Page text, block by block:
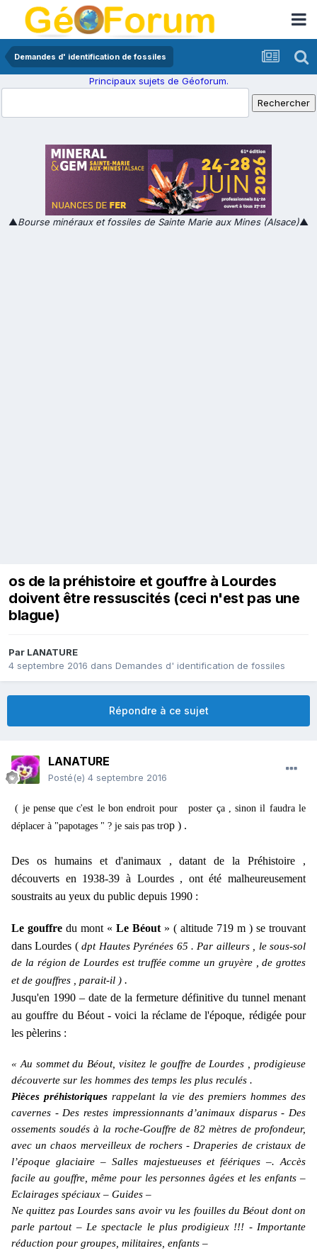
Demandes d' identification de fossiles
Principaux sujets de Géoforum.
▲Bourse minéraux et fossiles de Sainte Marie aux Mines (Alsace)▲
os de la préhistoire et gouffre à Lourdes
doivent être ressuscités (ceci n'est pas une
blague)
Par LANATURE
4 septembre 2016 dans Demandes d' identification de fossiles
Répondre à ce sujet
LANATURE
Posté(e) 4 septembre 2016
( je pense que c'est le bon endroit pour poster ça , sinon il faudra le
déplacer à "papotages " ? je sais pas trop ) .
Des os humains et d'animaux , datant de la Préhistoire ,
découverts en 1938-39 à Lourdes , ont été malheureusement
soustraits au yeux du public depuis 1990 :
Le gouffre du mont « Le Béout » ( altitude 719 m ) se trouvant
dans Lourdes (dpt Hautes Pyrénées 65 . Par ailleurs , le sous-sol
de la région de Lourdes est truffée comme un gruyère , de grottes
et de gouffres , parait-il ) .
Jusqu'en 1990 – date de la fermeture définitive du tunnel menant
au gouffre du Béout - voici la réclame de l'époque, rédigée pour
les pèlerins :
«Au sommet du Béout, visitez le gouffre de Lourdes , prodigieuse
découverte sur les hommes des temps les plus reculés .
Pièces préhistoriques rappelant la vie des premiers hommes des
cavernes - Des restes impressionnants d’animaux disparus - Des
ossements soudés à la roche-Gouffre de 82 mètres de profondeur,
avec un chaos merveilleux de rochers - Draperies de cristaux de
l’époque glaciaire – Salles majestueuses et féériques –. Accès
facile au gouffre, même pour les personnes âgées et les enfants –
Eclairages spéciaux – Guides –
Ne quittez pas Lourdes sans avoir vu les fouilles du Béout dont on
parle partout – Le spectacle le plus prodigieux !!! - Importante
réduction pour groupes, militaires, enfants –